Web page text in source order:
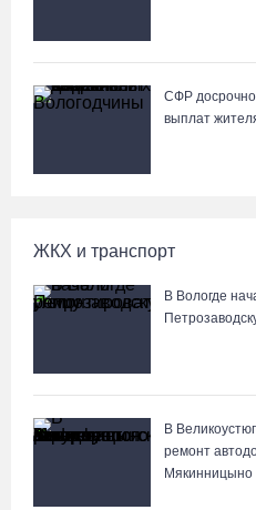
СФР досрочно
выплат
ЖКХ и транспорт
В Вологде
В
ремонт
Мякинницыно